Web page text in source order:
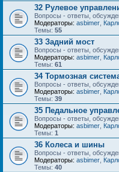
32 Рулевое
Вопросы - ответы,
Модераторы: asbimer
Темы: 55
33 Задний мост
Вопросы - ответы,
Модераторы: asbimer
Темы: 61
34 Тормозная
Вопросы - ответы,
Модераторы: asbimer
Темы: 39
35 Педальное
Вопросы - ответы,
Модераторы: asbimer
Темы: 1
36 Колеса и шины
Вопросы - ответы,
Модераторы: asbimer
Темы: 40